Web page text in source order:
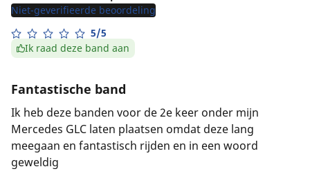
Niet-geverifieerde beoordeling
5/5
Ik raad deze band aan
Fantastische band
Ik heb deze banden voor de 2e keer onder mijn
Mercedes GLC laten plaatsen omdat deze lang
meegaan en fantastisch rijden en in een woord
geweldig